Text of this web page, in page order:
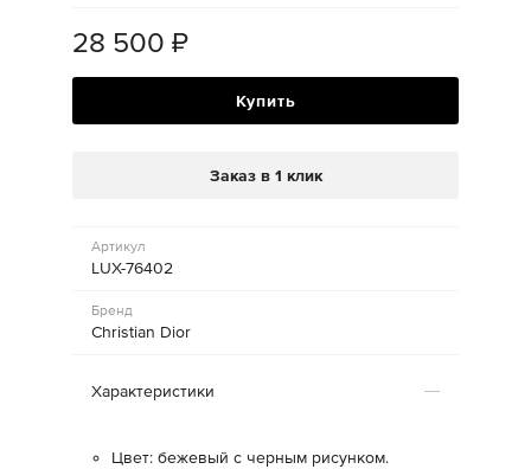
28 500 ₽
Купить
Заказ в 1 клик
Артикул
LUX-76402
Бренд
Christian Dior
Характеристики
Цвет: бежевый с черным рисунком.